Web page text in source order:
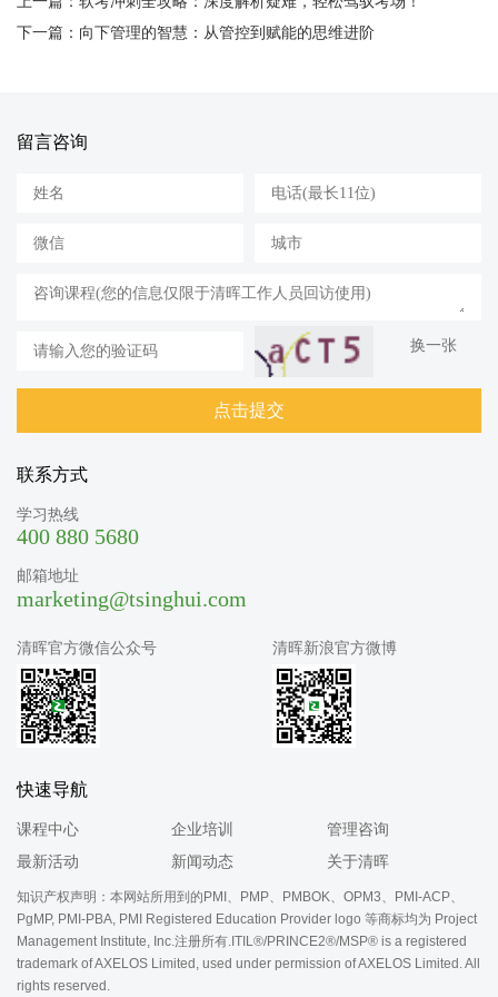
下一篇：向下管理的智慧：从管控到赋能的思维进阶
留言咨询
换一张
联系方式
学习热线
400 880 5680
邮箱地址
marketing@tsinghui.com
清晖官方微信公众号 清晖新浪官方微博
快速导航
课程中心 企业培训
管理咨询
最新活动
新闻动态 关于清晖
知识产权声明：本网站所用到的PMI、PMP、PMBOK、OPM3、PMI-ACP、
PgMP, PMI-PBA, PMI Registered Education Provider logo 等商标均为 Project
Management Institute, Inc.注册所有.ITIL®/PRINCE2®/MSP® is a registered
trademark of AXELOS Limited, used under permission of AXELOS Limited. All
rights reserved.